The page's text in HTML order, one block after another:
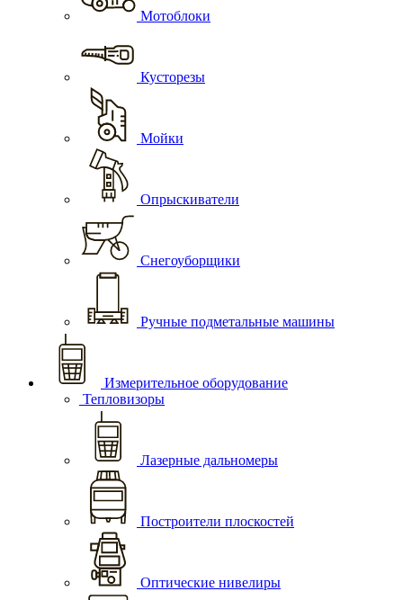
Мотоблоки
Кусторезы
Мойки
Опрыскиватели
Снегоуборщики
Ручные подметальные машины
Измерительное оборудование
Тепловизоры
Лазерные дальномеры
Построители плоскостей
Оптические нивелиры